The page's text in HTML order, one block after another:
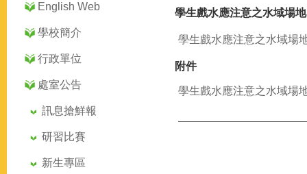
English Web
學校簡介
行政單位
處室公告
訊息搶鮮報
研習比賽
新生專區
學生戲水應注意之水域場地
學生戲水應注意之水域場
附件
學生戲水應注意之水域場